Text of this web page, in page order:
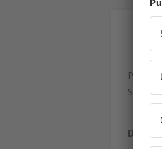
Port
De